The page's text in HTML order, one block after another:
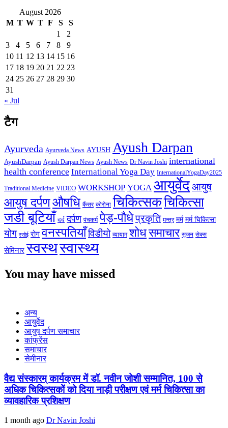
August 2026
M T W T F S
S
1
2
3
4 5 6 7 8
9
10 11 12 13 14 15 16
17 18 19 20 21 22 23
24 25 26 27 28 29 30
31
« Jul
टैग
Ayurveda Ayurveda News AYUSH Ayush Darpan
AyushDarpan Ayush Darpan News Ayush News Dr Navin Joshi international
health conference International Yoga Day InternationalYogaDay2025
Traditional Medicine VIDEO WORKSHOP YOGA आयुर्वेदआयुष
आयुष दर्पणऔषधि कैंसर कोरोना चिकित्सकचिकित्सा
जडी बूटियाँ दर्द दर्पण पंचकर्म पेड़-पौधेप्रकृति मन्त्र मर्म मर्म चिकित्सा
योग रसोई रोग वनस्पतियाँविडीयो व्यायाम शोधसमाचार सूजन सेक्स
सेमिनार स्वस्थस्वास्थ्य
You may have missed
अन्य
आयुर्वेद
आयुष दर्पण समाचार
कांफ्रेंस
समाचार
सेमीनार
वैद्य संस्कारम् कार्यक्रम में डॉ. नवीन जोशी सम्मानित, 100 से
अधिक चिकित्सकों को दिया नाड़ी परीक्षण एवं मर्म चिकित्सा का
व्यावहारिक प्रशिक्षण
1 month ago Dr Navin Joshi